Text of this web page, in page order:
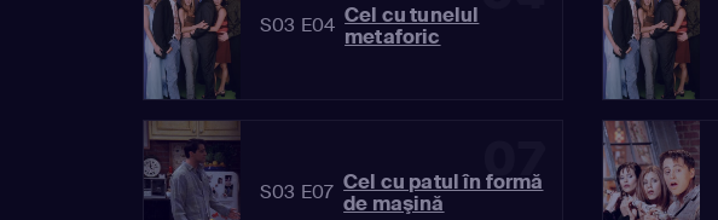
S03 E04 Cel cu tunelul
metaforic
07
S03 E07 Cel cu patul în formă
de maşină